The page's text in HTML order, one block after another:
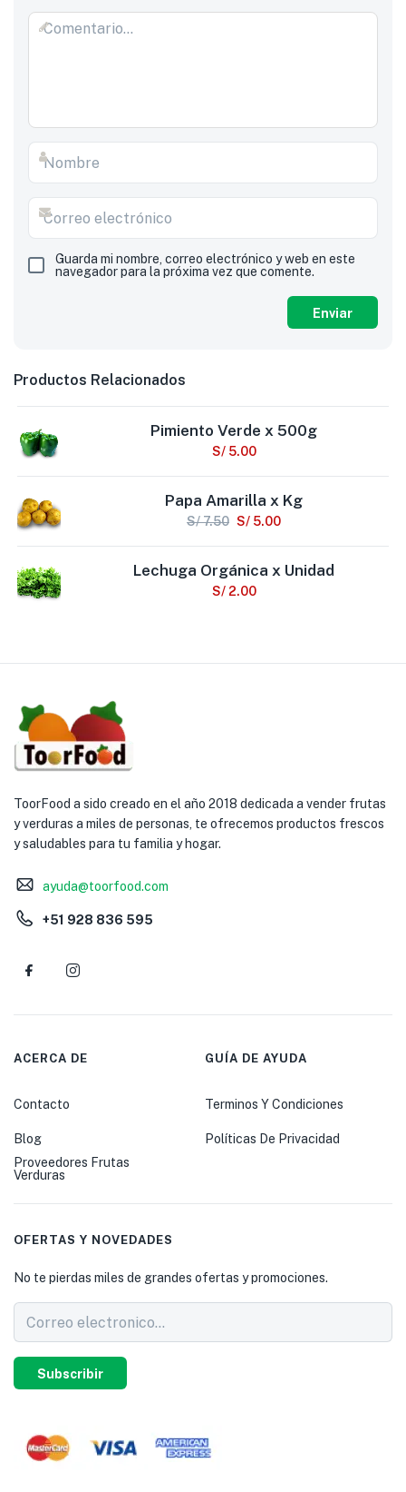
Guarda mi nombre, correo electrónico y web en este
navegador para la próxima vez que comente.
Productos Relacionados
Pimiento Verde x 500g
S/5.00
Papa Amarilla x Kg
S/7.50 S/ 5.00
Lechuga Orgánica x Unidad
S/2.00
ToorFood a sido creado en el año 2018 dedicada a vender frutas
y verduras a miles de personas, te ofrecemos productos frescos
y saludables para tu familia y hogar.
ayuda@toorfood.com
+51 928 836 595
ACERCA DE
Contacto
Blog
Proveedores Frutas
Verduras
GUÍA DE AYUDA
Terminos Y Condiciones
Políticas De Privacidad
OFERTAS Y NOVEDADES
No te pierdas miles de grandes ofertas y promociones.
Subscribir